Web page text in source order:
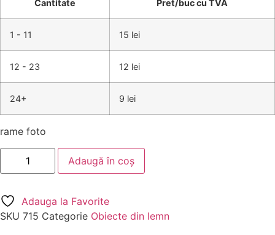
Cantitate Pret/buc cu TVA
1 - 11 15 lei
12 - 23 12 lei
24+ 9 lei
rame foto
Adaugă în coș
Adauga la Favorite
SKU 715 Categorie Obiecte din lemn